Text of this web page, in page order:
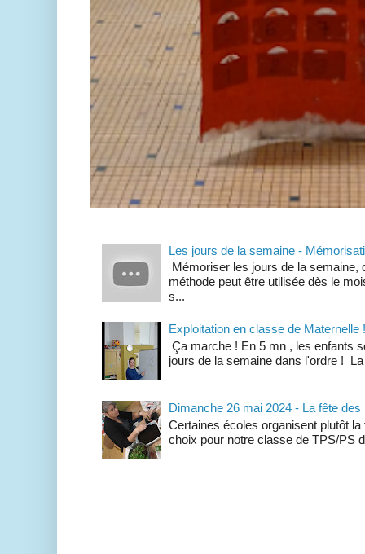
Les jours de la semaine -
Mémoriser les jours de la semaine,
méthode peut être utilisée dès le
s...
Exploitation en classe de Maternelle !
Ça marche ! En 5 mn , les enfants
jours de la semaine dans l'ordre !
Dimanche 26 mai 2024 - La fête des
Certaines écoles organisent plutôt
choix pour notre classe de TPS/PS